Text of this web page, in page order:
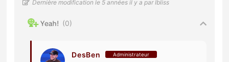
Dernière modification le 5 années il y a par Ibliss
0
DesBen Administrateur